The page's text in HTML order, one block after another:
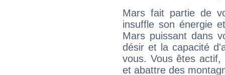
Mars fait partie de
insuffle son énergie
Mars puissant dans
désir et la capacité
vous. Vous êtes
et abattre des